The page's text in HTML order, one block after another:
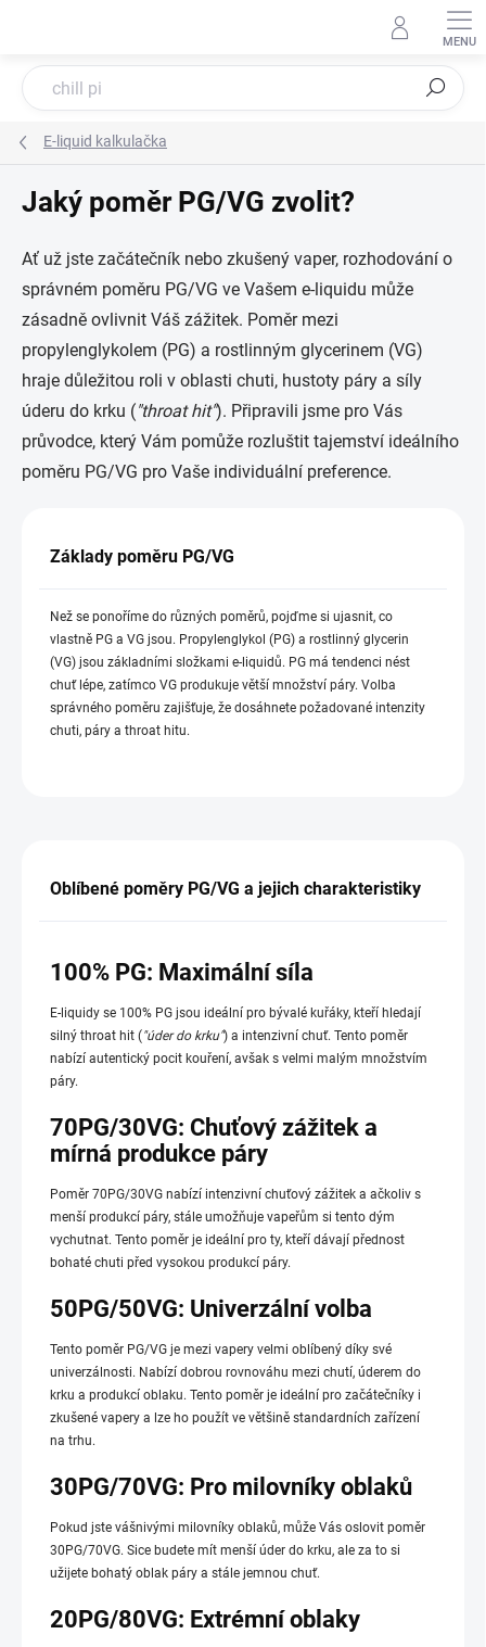
Hledat
E-liquid kalkulačka
Jaký poměr PG/VG zvolit?
Ať už jste začátečník nebo zkušený vaper, rozhodování o
správném poměru PG/VG ve Vašem e-liquidu může
zásadně ovlivnit Váš zážitek. Poměr mezi
propylenglykolem (PG) a rostlinným glycerinem (VG)
hraje důležitou roli v oblasti chuti, hustoty páry a síly
úderu do krku ("throat hit"). Připravili jsme pro Vás
průvodce, který Vám pomůže rozluštit tajemství ideálního
poměru PG/VG pro Vaše individuální preference.
Základy poměru PG/VG
Než se ponoříme do různých poměrů, pojďme si ujasnit, co
vlastně PG a VG jsou. Propylenglykol (PG) a rostlinný glycerin
(VG) jsou základními složkami e-liquidů. PG má tendenci nést
chuť lépe, zatímco VG produkuje větší množství páry. Volba
správného poměru zajišťuje, že dosáhnete požadované intenzity
chuti, páry a throat hitu.
Oblíbené poměry PG/VG a jejich charakteristiky
100% PG: Maximální síla
E-liquidy se 100% PG jsou ideální pro bývalé kuřáky, kteří hledají
silný throat hit ("úder do krku") a intenzivní chuť. Tento poměr
nabízí autentický pocit kouření, avšak s velmi malým množstvím
páry.
70PG/30VG: Chuťový zážitek a
mírná produkce páry
Poměr 70PG/30VG nabízí intenzivní chuťový zážitek a ačkoliv s
menší produkcí páry, stále umožňuje vapeřům si tento dým
vychutnat. Tento poměr je ideální pro ty, kteří dávají přednost
bohaté chuti před vysokou produkcí páry.
50PG/50VG: Univerzální volba
Tento poměr PG/VG je mezi vapery velmi oblíbený díky své
univerzálnosti. Nabízí dobrou rovnováhu mezi chutí, úderem do
krku a produkcí oblaku. Tento poměr je ideální pro začátečníky i
zkušené vapery a lze ho použít ve většině standardních zařízení
na trhu.
30PG/70VG: Pro milovníky oblaků
Pokud jste vášnivými milovníky oblaků, může Vás oslovit poměr
30PG/70VG. Sice budete mít menší úder do krku, ale za to si
užijete bohatý oblak páry a stále jemnou chuť.
20PG/80VG: Extrémní oblaky